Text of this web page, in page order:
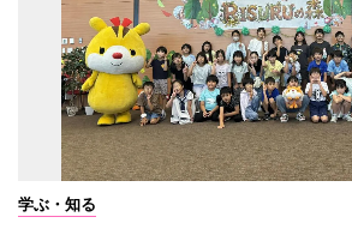
学ぶ・知る